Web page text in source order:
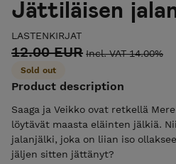
Jättiläisen
LASTENKIRJAT
12.00 EUR Incl. VAT 14.00%
Sold out
Product description
Saaga ja Veikko ovat retkellä
löytävät maasta eläinten jälkiä.
jalanjälki, joka on liian iso
jäljen sitten jättänyt?